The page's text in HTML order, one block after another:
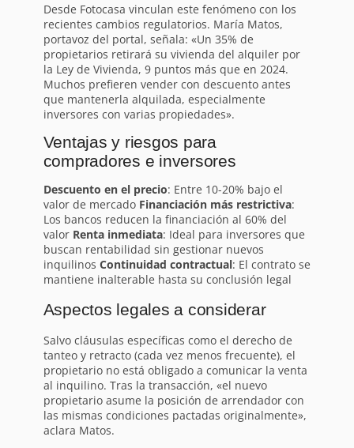
Desde Fotocasa vinculan este fenómeno con los
recientes cambios regulatorios. María Matos,
portavoz del portal, señala: «Un 35% de
propietarios retirará su vivienda del alquiler por
la Ley de Vivienda, 9 puntos más que en 2024.
Muchos prefieren vender con descuento antes
que mantenerla alquilada, especialmente
inversores con varias propiedades».
Ventajas y riesgos para
compradores e inversores
Descuento en el precio: Entre 10-20% bajo el
valor de mercado Financiación más restrictiva:
Los bancos reducen la financiación al 60% del
valor Renta inmediata: Ideal para inversores que
buscan rentabilidad sin gestionar nuevos
inquilinos Continuidad contractual: El contrato se
mantiene inalterable hasta su conclusión legal
Aspectos legales a considerar
Salvo cláusulas específicas como el derecho de
tanteo y retracto (cada vez menos frecuente), el
propietario no está obligado a comunicar la venta
al inquilino. Tras la transacción, «el nuevo
propietario asume la posición de arrendador con
las mismas condiciones pactadas originalmente»,
aclara Matos.